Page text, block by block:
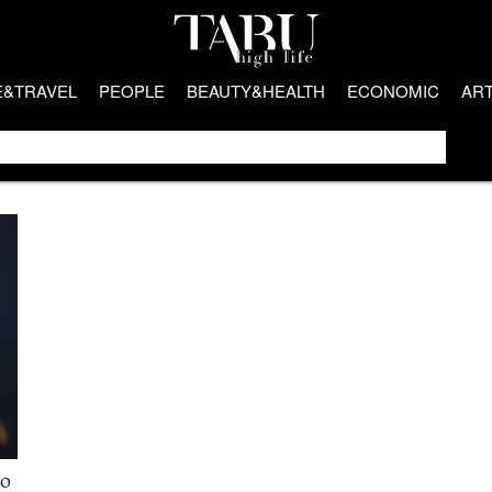
PEOPLE BEAUTY&HEALTH ECONOMIC